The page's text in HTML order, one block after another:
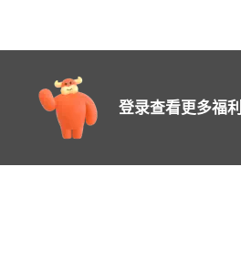
登录查看更多福